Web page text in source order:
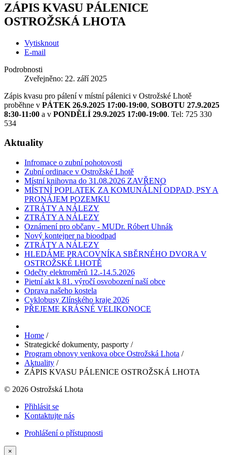
ZÁPIS KVASU PÁLENICE
OSTROŽSKÁ LHOTA
Vytisknout
E-mail
Podrobnosti
Zveřejněno: 22. září 2025
Zápis kvasu pro pálení v místní pálenici v Ostrožské Lhotě
proběhne v PÁTEK 26.9.2025 17:00-19:00, SOBOTU 27.9.2025
8:30-11:00 a v PONDĚLÍ 29.9.2025 17:00-19:00. Tel: 725 330
534
Aktuality
Infromace o zubní pohotovosti
Zubní ordinace v Ostrožské Lhotě
Místní knihovna do 31.08.2026 ZAVŘENO
MÍSTNÍ POPLATEK ZA KOMUNÁLNÍ ODPAD, PSY A
PRONÁJEM POZEMKU
ZTRÁTY A NÁLEZY
ZTRÁTY A NÁLEZY
Oznámení pro občany - MUDr. Róbert Uhnák
Nový kontejner na bioodpad
ZTRÁTY A NÁLEZY
HLEDÁME PRACOVNÍKA SBĚRNÉHO DVORA V
OSTROŽSKÉ LHOTĚ
Odečty elektroměrů 12.-14.5.2026
Pietní akt k 81. výročí osvobození naší obce
Oprava našeho kostela
Cyklobusy Zlínského kraje 2026
PŘEJEME KRÁSNÉ VELIKONOCE
Home /
Strategické dokumenty, pasporty /
Program obnovy venkova obce Ostrožská Lhota /
Aktuality /
ZÁPIS KVASU PÁLENICE OSTROŽSKÁ LHOTA
© 2026 Ostrožská Lhota
Přihlásit se
Kontaktujte nás
Prohlášení o přístupnosti
×